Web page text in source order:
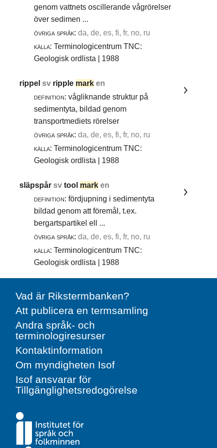
genom vattnets oscillerande vågrörelser
över sedimen ...
övriga språk: da, de, es, fi, fr, no, ru
källa: Terminologicentrum TNC:
Geologisk ordlista | 1988
rippelsv ripple mark en
definition: vågliknande struktur på
sedimentyta, bildad genom
transportmediets rörelser
övriga språk: da, de, es, fi, fr, no, ru
källa: Terminologicentrum TNC:
Geologisk ordlista | 1988
släpspårsvtool mark en
definition: fördjupning i sedimentyta
bildad genom att föremål, t.ex.
bergartspartikel ell ...
övriga språk: da, de, es, fi, fr, no, ru
källa: Terminologicentrum TNC:
Geologisk ordlista | 1988
Vad är Rikstermbanken?
Att publicera en termsamling
Andra språk- och
terminologiresurser
Kontaktinformation
Om myndigheten Isof
Isof ansvarar för
Tillgänglighetsredogörelse